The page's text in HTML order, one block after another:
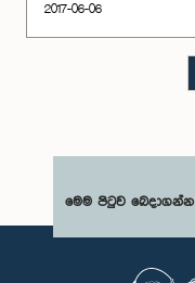
2017-06-06
මෙම පිටුව බෙදාගන්න